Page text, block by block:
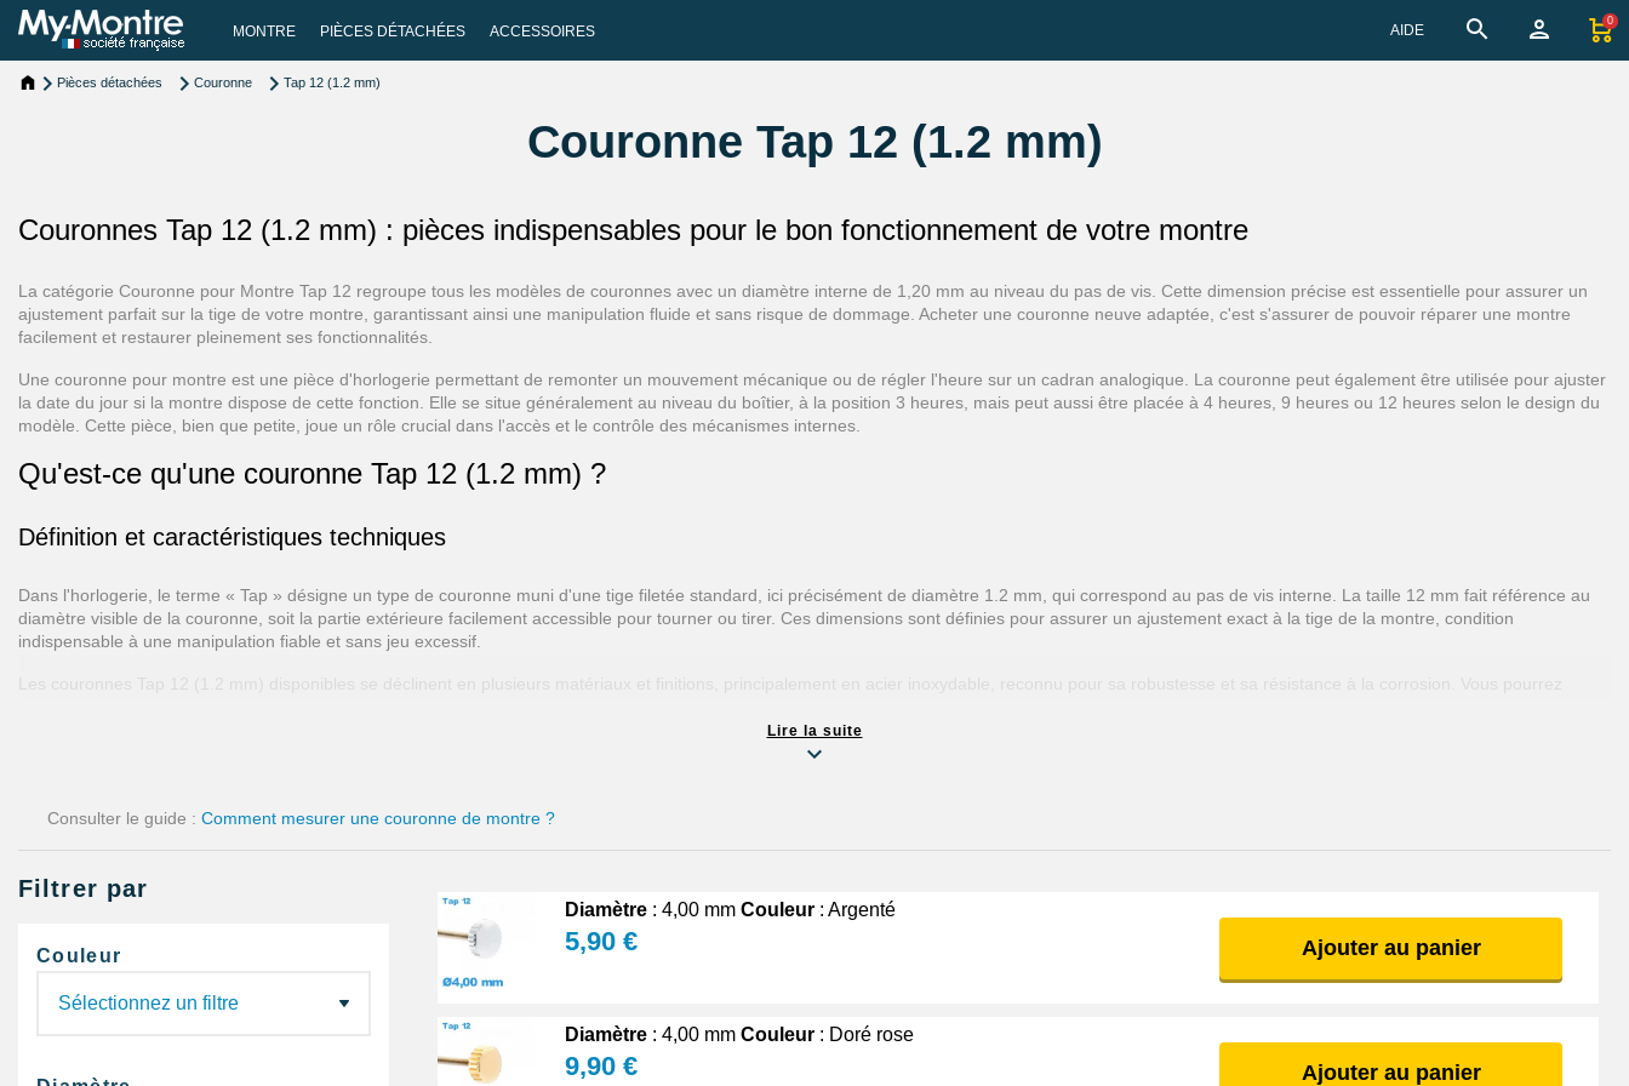
MONTRE PIÈCES DÉTACHÉES ACCESSOIRES AIDE
0
Pièces détachées Couronne Tap 12 (1.2 mm)
Couronne Tap 12 (1.2 mm)
Couronnes Tap 12 (1.2 mm) : pièces indispensables pour le bon fonctionnement de votre montre
La catégorie Couronne pour Montre Tap 12 regroupe tous les modèles de couronnes avec un diamètre interne de 1,20 mm au niveau du pas de vis. Cette dimension précise est essentielle pour assurer un
ajustement parfait sur la tige de votre montre, garantissant ainsi une manipulation fluide et sans risque de dommage. Acheter une couronne neuve adaptée, c'est s'assurer de pouvoir réparer une montre
facilement et restaurer pleinement ses fonctionnalités.
Une couronne pour montre est une pièce d'horlogerie permettant de remonter un mouvement mécanique ou de régler l'heure sur un cadran analogique. La couronne peut également être utilisée pour ajuster
la date du jour si la montre dispose de cette fonction. Elle se situe généralement au niveau du boîtier, à la position 3 heures, mais peut aussi être placée à 4 heures, 9 heures ou 12 heures selon le design du
modèle. Cette pièce, bien que petite, joue un rôle crucial dans l'accès et le contrôle des mécanismes internes.
Qu'est-ce qu'une couronne Tap 12 (1.2 mm) ?
Définition et caractéristiques techniques
Dans l'horlogerie, le terme « Tap » désigne un type de couronne muni d'une tige filetée standard, ici précisément de diamètre 1.2 mm, qui correspond au pas de vis interne. La taille 12 mm fait référence au
diamètre visible de la couronne, soit la partie extérieure facilement accessible pour tourner ou tirer. Ces dimensions sont définies pour assurer un ajustement exact à la tige de la montre, condition
indispensable à une manipulation fiable et sans jeu excessif.
sont proposés avec ou sans logo, ce qui offre la possibilité de personnaliser ou restaurer une montre sans compromis sur l'authenticité visuelle.
Choisir une couronne avec le bon diamètre et la bonne tige est essentiel pour garantir l'efficacité et la durabilité de votre montre. Une tige de 1.2 mm assure que la fixation mécanique s'adapte précisément,
évitant ainsi tout risque de jeu ou de cassure lors des manipulations courantes comme le remontage ou le réglage.
Un mauvais choix de taille pourrait engendrer des dysfonctionnements, comme un mauvais enclenchement du mécanisme de réglage, une perte d'étanchéité, ou même l'endommagement du mouvement.
Une couronne bien adaptée contribue à maintenir l'étanchéité du boîtier, protégeant ainsi les composants délicats contre la poussière et l'humidité.
Les différents modèles de couronnes Tap 12 (1.2 mm) disponibles
Couronnes à vis simples et avec différentes finitions
Lire la suite
Consulter le guide : Comment mesurer une couronne de montre ?
Filtrer par
Couleur
Diamètre : 4,00 mm Couleur : Argenté
5,90 € Ajouter au panier
Diamètre : 4,00 mm Couleur : Doré rose
9,90 € Ajouter au panier